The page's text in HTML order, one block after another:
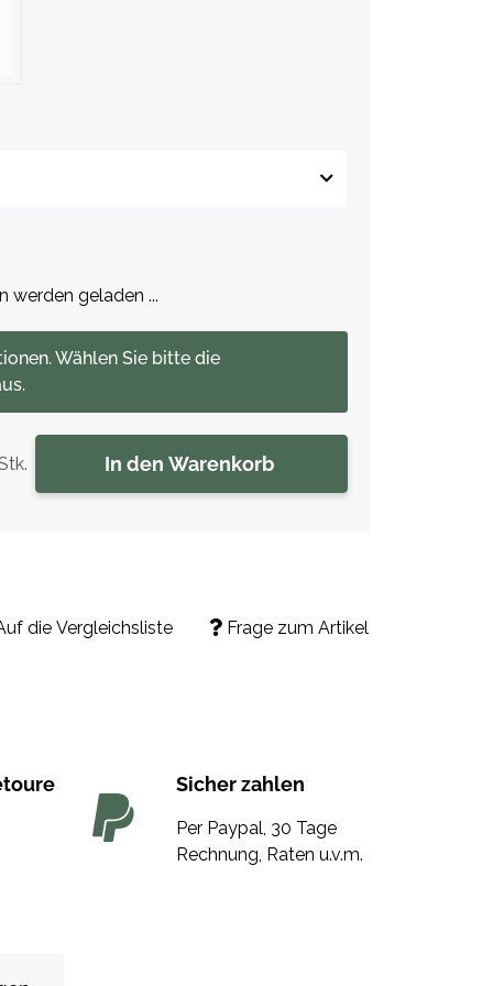
In den Warenkorb
Wählen Sie bitte die
werden geladen ...
Frage zum Artikel
die Vergleichsliste
Sicher zahlen
Per Paypal, 30 Tage
Rechnung, Raten u.v.m.